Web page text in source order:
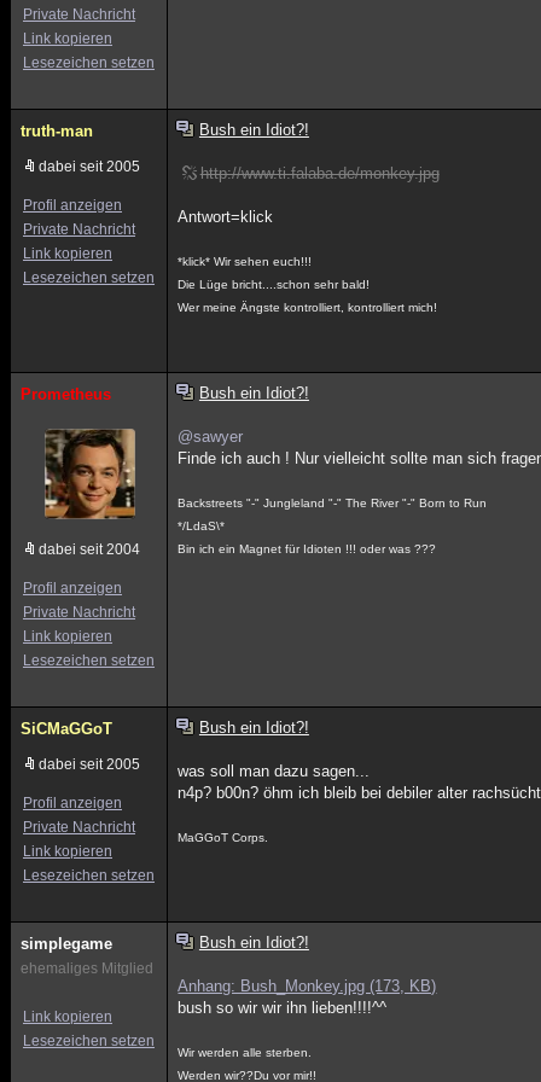
Private Nachricht
Link kopieren
Lesezeichen setzen
truth-man
dabei seit 2005
Profil anzeigen
Private Nachricht
Link kopieren
Lesezeichen setzen
Bush ein Idiot?!
http://www.ti.falaba.de/monkey.jpg
Antwort=klick
*klick* Wir sehen euch!!!
Die Lüge bricht....schon sehr bald!
Wer meine Ängste kontrolliert, kontrolliert mich!
Prometheus
dabei seit 2004
Profil anzeigen
Private Nachricht
Link kopieren
Lesezeichen setzen
Bush ein Idiot?!
@sawyer
Finde ich auch ! Nur vielleicht sollte man sich
Backstreets "-" Jungleland "-" The River "-" Born to Run
*/LdaS\*
Bin ich ein Magnet für Idioten !!! oder was ???
SiCMaGGoT
dabei seit 2005
Profil anzeigen
Private Nachricht
Link kopieren
Lesezeichen setzen
Bush ein Idiot?!
was soll man dazu sagen...
n4p? b00n? öhm ich bleib bei debiler alter
MaGGoT Corps.
simplegame
ehemaliges Mitglied
Link kopieren
Lesezeichen setzen
Bush ein Idiot?!
Anhang: Bush_Monkey.jpg (173, KB)
bush so wir wir ihn lieben!!!!^^
Wir werden alle sterben.
Werden wir??Du vor mir!!